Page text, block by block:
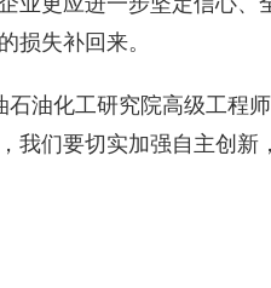
损失补回来。
化工研究院高级工程师
我们要切实加强自主创